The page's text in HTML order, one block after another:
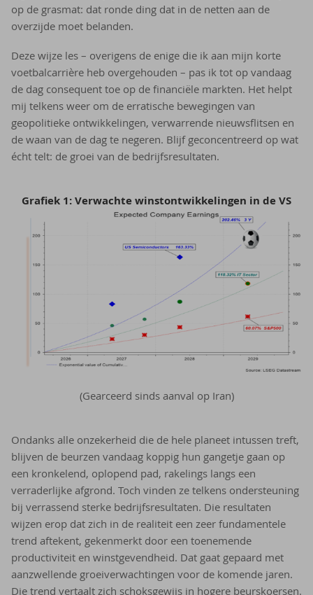
op de grasmat: dat ronde ding dat in de netten aan de
overzijde moet belanden.
Deze wijze les – overigens de enige die ik aan mijn korte
voetbalcarrière heb overgehouden – pas ik tot op vandaag
de dag consequent toe op de financiële markten. Het helpt
mij telkens weer om de erratische bewegingen van
geopolitieke ontwikkelingen, verwarrende nieuwsflitsen en
de waan van de dag te negeren. Blijf geconcentreerd op wat
écht telt: de groei van de bedrijfsresultaten.
Grafiek 1: Verwachte winstontwikkelingen in de VS
(Gearceerd sinds aanval op Iran)
Ondanks alle onzekerheid die de hele planeet intussen treft,
blijven de beurzen vandaag koppig hun gangetje gaan op
een kronkelend, oplopend pad, rakelings langs een
verraderlijke afgrond. Toch vinden ze telkens ondersteuning
bij verrassend sterke bedrijfsresultaten. Die resultaten
wijzen erop dat zich in de realiteit een zeer fundamentele
trend aftekent, gekenmerkt door een toenemende
productiviteit en winstgevendheid. Dat gaat gepaard met
aanzwellende groeiverwachtingen voor de komende jaren.
Die trend vertaalt zich schoksgewijs in hogere beurskoersen.